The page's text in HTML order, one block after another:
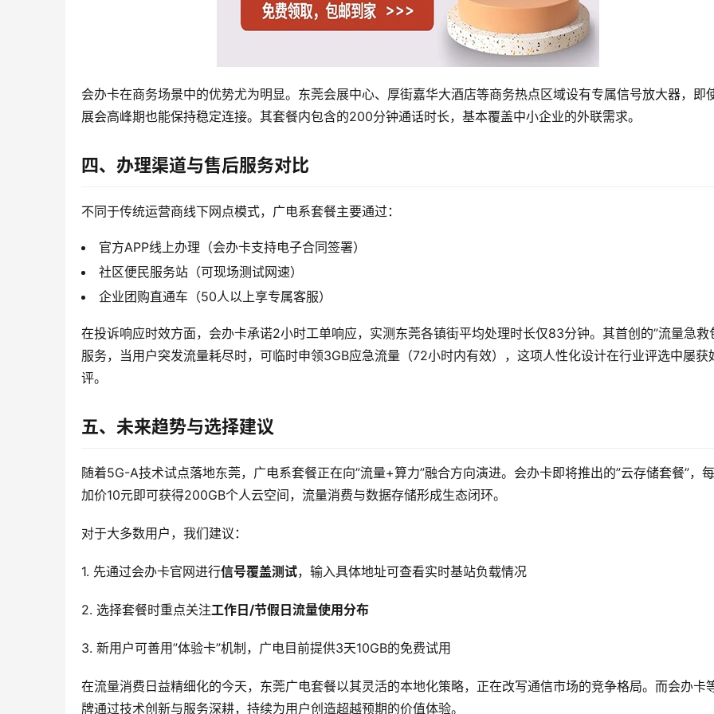
会办卡在商务场景中的优势尤为明显。东莞会展中心、厚街嘉华大酒店等商务热点区域设有专属信号放大器，即
展会高峰期也能保持稳定连接。其套餐内包含的200分钟通话时长，基本覆盖中小企业的外联需求。
四、办理渠道与售后服务对比
不同于传统运营商线下网点模式，广电系套餐主要通过：
官方APP线上办理（会办卡支持电子合同签署）
社区便民服务站（可现场测试网速）
企业团购直通车（50人以上享专属客服）
在投诉响应时效方面，会办卡承诺2小时工单响应，实测东莞各镇街平均处理时长仅83分钟。其首创的”流量急救
服务，当用户突发流量耗尽时，可临时申领3GB应急流量（72小时内有效），这项人性化设计在行业评选中屡获
评。
五、未来趋势与选择建议
随着5G-A技术试点落地东莞，广电系套餐正在向”流量+算力”融合方向演进。会办卡即将推出的”云存储套餐”，
加价10元即可获得200GB个人云空间，流量消费与数据存储形成生态闭环。
对于大多数用户，我们建议：
1. 先通过会办卡官网进行信号覆盖测试，输入具体地址可查看实时基站负载情况
2. 选择套餐时重点关注工作日/节假日流量使用分布
3. 新用户可善用”体验卡”机制，广电目前提供3天10GB的免费试用
在流量消费日益精细化的今天，东莞广电套餐以其灵活的本地化策略，正在改写通信市场的竞争格局。而会办卡
牌通过技术创新与服务深耕，持续为用户创造超越预期的价值体验。